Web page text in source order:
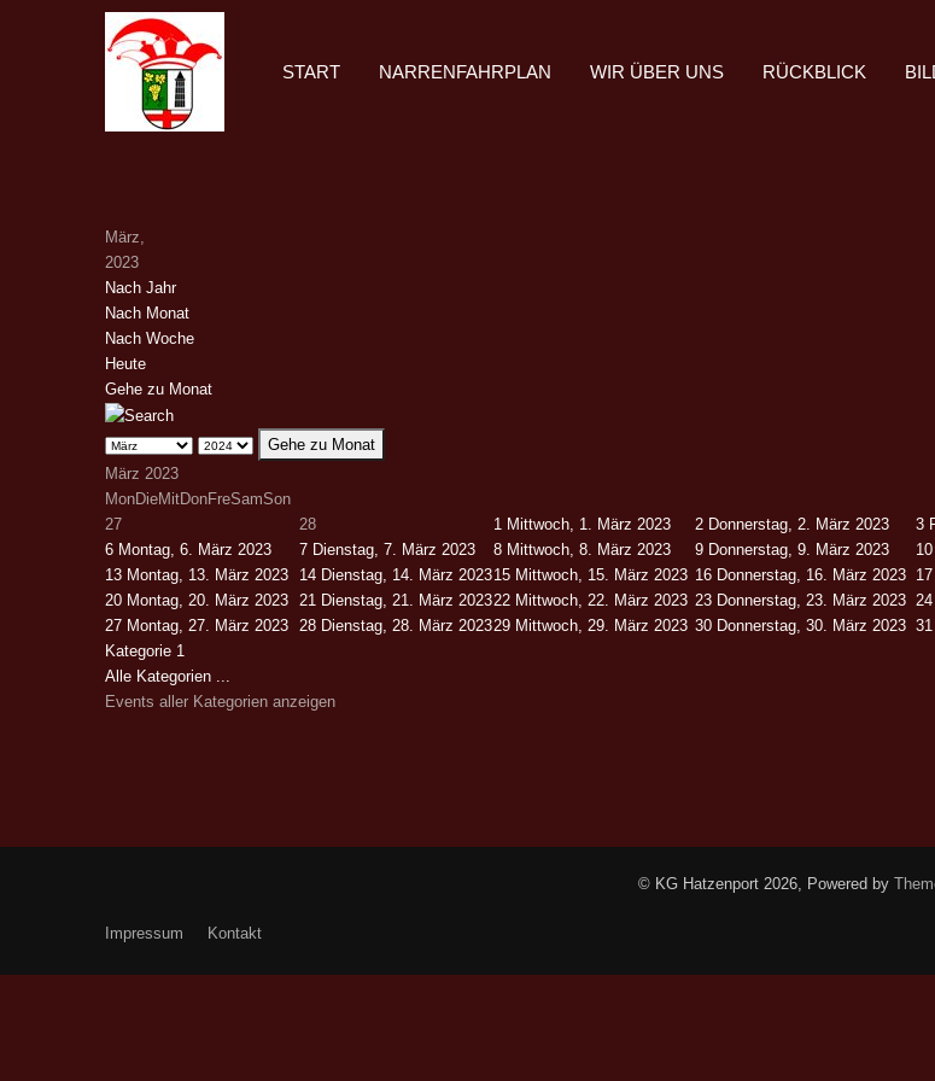
START NARRENFAHRPLAN WIR ÜBER UNS RÜCKBLICK
März,
2023
Nach Jahr
Nach Monat
Nach Woche
Heute
Gehe zu Monat
Gehe zu Monat
März 2023
MonDieMitDonFreSamSon
27
28 1 Mittwoch, 1. März 2023 2 Donnerstag, 2. März 2023 3
6 Montag, 6. März 2023 7 Dienstag, 7. März 2023 8 Mittwoch, 8. März 2023 9 Donnerstag, 9. März 2023 10
13 Montag, 13. März 2023 14 Dienstag, 14. März 202315 Mittwoch, 15. März 2023 16 Donnerstag, 16. März 2023 17
20 Montag, 20. März 2023 21 Dienstag, 21. März 202322 Mittwoch, 22. März 2023 23 Donnerstag, 23. März 2023 24
27 Montag, 27. März 2023 28 Dienstag, 28. März 202329 Mittwoch, 29. März 2023 30 Donnerstag, 30. März 2023 31
Kategorie 1
Alle Kategorien ...
Events aller Kategorien anzeigen
© KG Hatzenport 2026, Powered by
Impressum Kontakt